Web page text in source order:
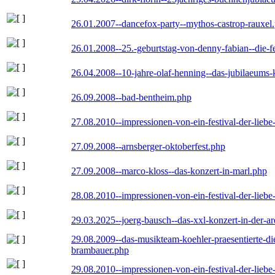
26.01.2007--dancefox-party--mythos-castrop-
26.01.2008--25.-geburtstag-von-denny-fabian--die-
26.04.2008--10-jahre-olaf-henning--das-
26.09.2008--bad-bentheim.php
27.08.2010--impressionen-von-ein-festival-der-
27.09.2008--arnsberger-oktoberfest.php
27.09.2008--marco-kloss--das-konzert-in-marl.php
28.08.2010--impressionen-von-ein-festival-der-
29.03.2025--joerg-bausch--das-xxl-konzert-in-der-
29.08.2009--das-musikteam-koehler-praesentierte-
brambauer.php
29.08.2010--impressionen-von-ein-festival-der-